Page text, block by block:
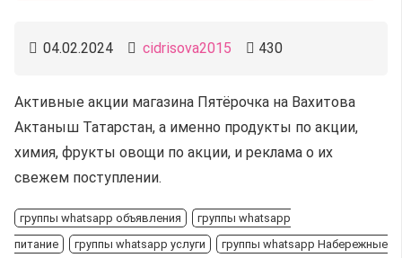
04.02.2024 cidrisova2015 430
Активные акции магазина Пятёрочка на Вахитова
Актаныш Татарстан, а именно продукты по акции,
химия, фрукты овощи по акции, и реклама о их
свежем поступлении.
группы whatsapp объявления
группы whatsapp
питание
группы whatsapp услуги
группы whatsapp Набережные